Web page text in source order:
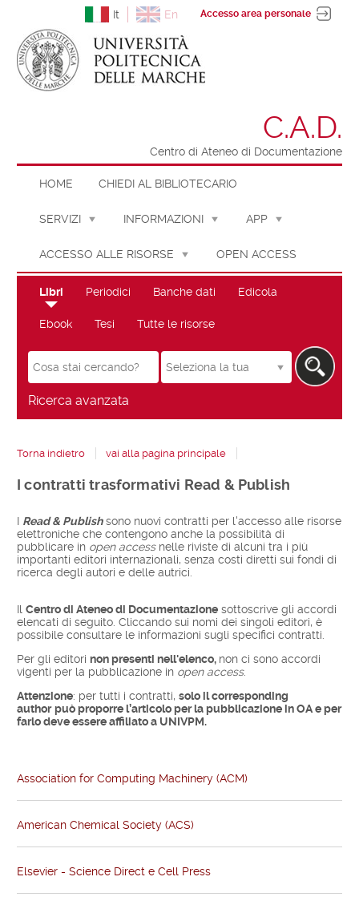
It En Accesso area personale
C.A.D.
Centro di Ateneo di Documentazione
HOME CHIEDI AL BIBLIOTECARIO
SERVIZI INFORMAZIONI APP
ACCESSO ALLE RISORSE OPEN ACCESS
Libri Periodici Banche dati Edicola
Ebook Tesi Tutte le risorse
Cerca su "Libri"
Seleziona
la
tua
Ricerca avanzata
Torna indietro vai alla pagina principale
I contratti trasformativi Read & Publish
I Read & Publishsono nuovi contratti per l'accesso alle risorse
elettroniche che contengono anche la possibilità di
pubblicare in open accessnelle riviste di alcuni tra i più
importanti editori internazionali, senza costi diretti sui fondi di
ricerca degli autori e delle autrici.
Il Centro di Ateneo di Documentazione sottoscrive gli accordi
elencati di seguito. Cliccando sui nomi dei singoli editori, è
possibile consultare le informazioni sugli specifici contratti.
Per gli editori non presenti nell'elenco, non ci sono accordi
vigenti per la pubblicazione in open access.
Attenzione: per tutti i contratti, solo il corresponding
author può proporre l’articolo per la pubblicazione in OA e per
farlo deve essere affiliato a UNIVPM.
Association for Computing Machinery (ACM)
American Chemical Society (ACS)
Elsevier - Science Direct e Cell Press